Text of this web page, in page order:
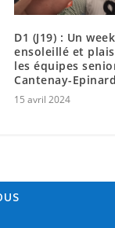
D1 (J19) : Un
ensoleillé et
les équipes
Cantenay-
15 avril 2024